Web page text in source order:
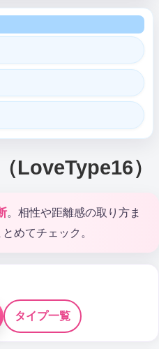
LoveType16）
。相性や距離感の取り方ま
とめてチェック。
タイプ一覧